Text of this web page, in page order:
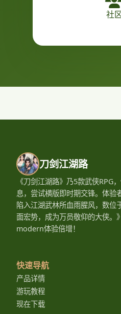
社
刀剑江湖路
《刀剑江湖路》乃5款武侠RPG
息，尝试横版即时期交锋。体验
陷入江湖武林所血雨腥风，数位
面宏势，成为万员敬仰的大侠。
modern体验倍增！
快速导航
产品详情
游玩教程
现在下载